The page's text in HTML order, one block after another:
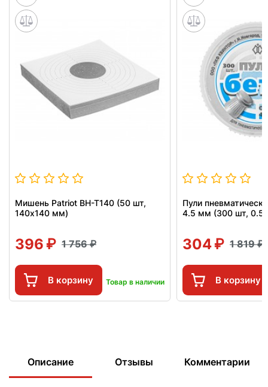
Мишень Patriot BH-T140 (50 шт,
140x140 мм)
396 1 756
В корзину Товар в наличии
Пули
4.5 мм (300 шт,
304 1 819
В корзину
Описание Отзывы Комментарии